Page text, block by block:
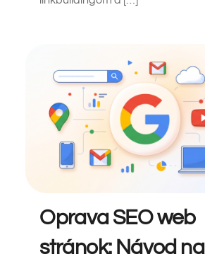
Oprava SEO web
stránok: Návod na